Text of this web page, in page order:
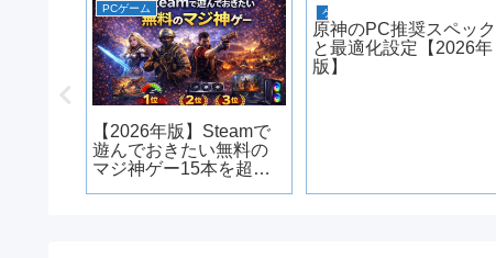
PCゲーム
【2026年版】Steamで
遊んでおきたい無料の
マジ神ゲー15本を超厳
ゲーミングPC
原神のPC推奨スペック
と最適化設定【2026年
版】